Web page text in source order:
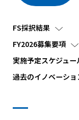
FS採択結果
FY2026募集要項
実施予定スケジュー
過去のイノベーシ